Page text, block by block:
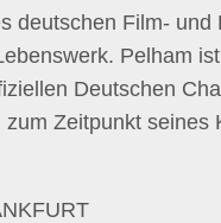
deutschen Film- und
Pelham
Deutschen
Zeitpunkt seines